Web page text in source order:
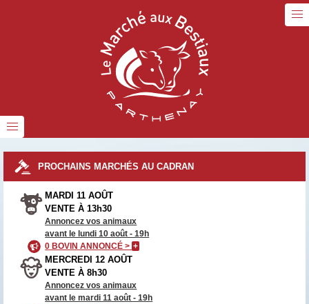
PROCHAINS MARCHÉS AU CADRAN
MARDI 11 AOÛT
VENTE À 13h30
Annoncez vos animaux
avant le lundi 10 août - 19h
0 BOVIN ANNONCÉ >+
MERCREDI 12 AOÛT
VENTE À 8h30
Annoncez vos animaux
avant le mardi 11 août - 19h